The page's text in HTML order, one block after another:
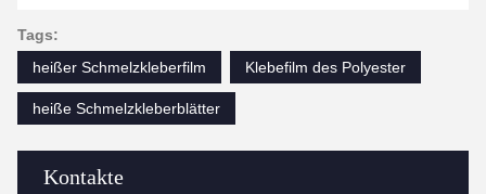
Kontakte
Tags:
heißer Schmelzkleberfilm
Klebefilm des Polyester
heiße Schmelzkleberblätter